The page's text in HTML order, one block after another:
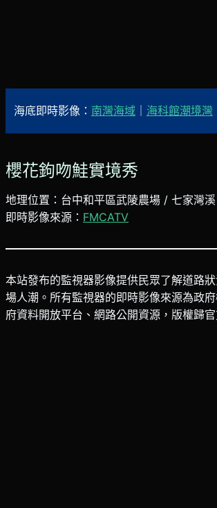
海底即時影像： 南灣海域 海科館潮境灣
櫻花鉤吻鮭實境秀
地理位置：台中和平區武陵農場 / 七家灣溪
即時影像來源： FMCATV
本站發布的監視器影像提供民眾了解道路
場人潮。所有監視器的即時影像來源為政
府資料開放平台、網路公開資源，版權歸